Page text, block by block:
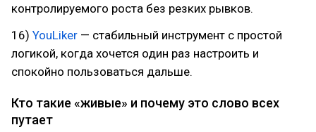
контролируемого роста без резких рывков.
16) YouLiker — стабильный инструмент с простой
логикой, когда хочется один раз настроить и
спокойно пользоваться дальше.
Кто такие «живые» и почему это слово всех
путает